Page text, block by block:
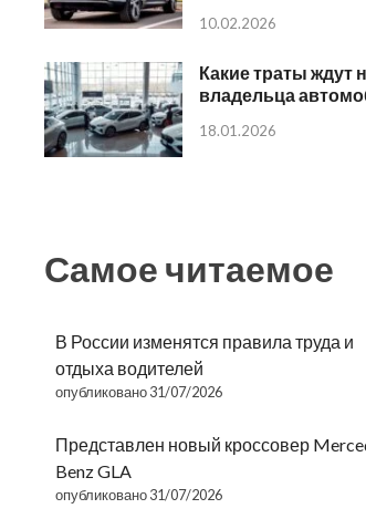
10.02.2026
Какие траты ждут
владельца
18.01.2026
Самое читаемое
В России изменятся правила труда и
отдыха водителей
опубликовано 31/07/2026
Представлен новый кроссовер
Benz GLA
опубликовано 31/07/2026